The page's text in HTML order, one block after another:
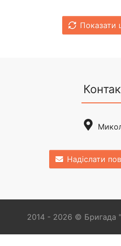
Показати
Надіслати
2014 - 2026 © Бригада